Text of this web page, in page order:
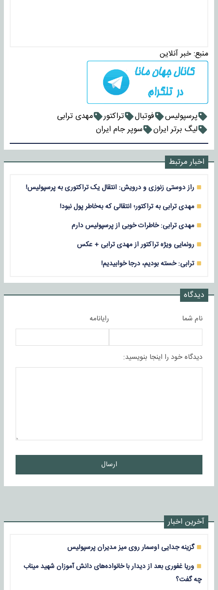
منبع:خبر آنلاین
پرسپولیس فوتبال تراکتور
مهدی ترابی
لیگ برتر ایران
سوپر جام ایران
اخبار مرتبط
راز دوستی زنوزی و درویش: انتقال یک تراکتوری به پرسپولیس!
مهدی ترابی به تراکتور؛ انتقالی که به‌خاطر پول نبود!
مهدی ترابی: خاطرات خوبی از پرسپولیس دارم
رونمایی ویژه تراکتور از مهدی ترابی + عکس
ترابی: خسته بودیم، درجا خوابیدیم!
دیدگاه
نام شما رایانامه
دیدگاه خود را اینجا بنویسید:
ارسال
آخرین اخبار
گزینه جدایی اوسمار روی میز مدیران پرسپولیس
وریا غفوری بعد از دیدار با خانواده‌های دانش آموزان شهید میناب
چه گفت؟